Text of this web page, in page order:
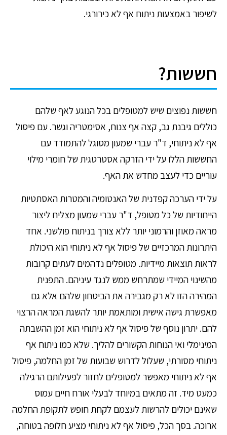
לשיפור באמצעות ניתוח אף לא כירורגי.
חששות?
חששות נפוצים שיש למטופלים בכל הנוגע לאף שלהם
כוללים גיבנת גב, קצה אף צנוח, אסימטריה וגשר. עם פיסול
אף לא ניתוחי, ד"ר עברי שמעון מסוגל להתמודד עם
החששות הללו על ידי הזרקה אסטרטגית של חומרי מילוי
עוריים כדי לעצב מחדש את האף.
על ידי הערכה קפדנית של האנטומיה והמטרות האסתטיות
הייחודיות של כל מטופל, ד"ר עברי שמעון מצליח ליצור
מראה מאוזן והרמוני יותר ללא צורך בניתוח פולשני. אחד
היתרונות המרכזיים של פיסול אף לא ניתוחי הוא היכולת
לראות תוצאות מיידיות. מטופלים נדהמים לעתים קרובות
מהשינוי המיידי שמתרחש ממש לנגד עיניהם. התפנית
המהירה הזו לא רק מגבירה את הביטחון שלהם אלא גם
מאפשרת גישה אישית ומותאמת יותר להשגת המראה הרצוי
להם. יתרון נוסף של פיסול אף לא ניתוחי הוא זמן ההשבתה
המינימלי ואי הנוחות הקשורים להליך. שלא כמו ניתוח אף
ניתוחי מסורתי, שעלול לדרוש שבועות של זמן החלמה, פיסול
אף לא ניתוחי מאפשר למטופלים לחזור לפעילותם הרגילה
כמעט מיד. זה מתאים במיוחד לבעלי אורח חיים עמוס
שאינם יכולים להרשות לעצמם לקחת חופש לתקופת החלמה
ארוכה. בסך הכל, פיסול אף לא ניתוחי מציע חלופה בטוחה,